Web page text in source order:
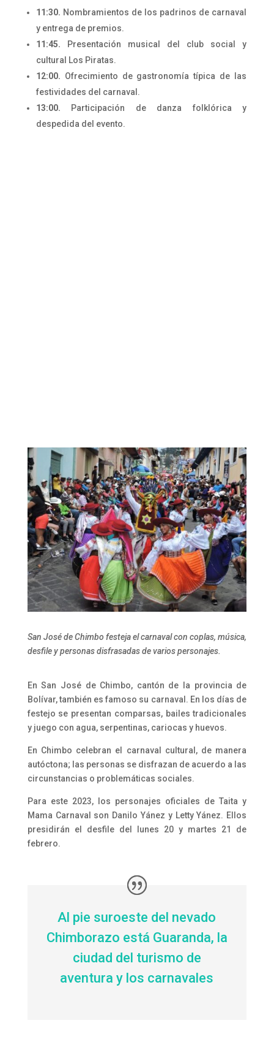
11:30. Nombramientos de los padrinos de carnaval
y entrega de premios.
11:45. Presentación musical del club social y
cultural Los Piratas.
12:00. Ofrecimiento de gastronomía típica de las
festividades del carnaval.
13:00. Participación de danza folklórica y
despedida del evento.
San José de Chimbo festeja el carnaval con coplas, música,
desfile y personas disfrasadas de varios personajes.
En San José de Chimbo, cantón de la provincia de
Bolívar, también es famoso su carnaval. En los días de
festejo se presentan comparsas, bailes tradicionales
y juego con agua, serpentinas, cariocas y huevos.
En Chimbo celebran el carnaval cultural, de manera
autóctona; las personas se disfrazan de acuerdo a las
circunstancias o problemáticas sociales.
Para este 2023, los personajes oficiales de Taita y
Mama Carnaval son Danilo Yánez y Letty Yánez. Ellos
presidirán el desfile del lunes 20 y martes 21 de
febrero.
Al pie suroeste del nevado
Chimborazo está Guaranda, la
ciudad del turismo de
aventura y los carnavales